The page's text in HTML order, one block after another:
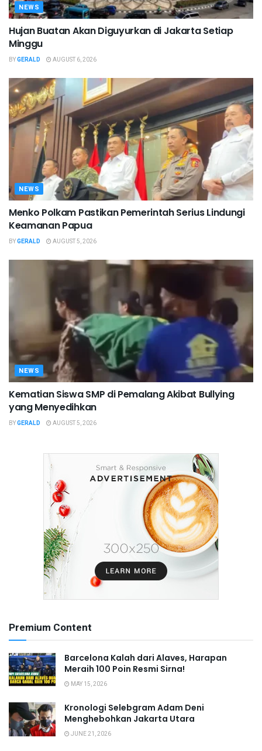
NEWS
Hujan Buatan Akan Diguyurkan di Jakarta Setiap
Minggu
BYGERALD AUGUST 6, 2026
NEWS
Menko Polkam Pastikan Pemerintah Serius Lindungi
Keamanan Papua
BYGERALD AUGUST 5, 2026
NEWS
Kematian Siswa SMP di Pemalang Akibat Bullying
yang Menyedihkan
BYGERALD AUGUST 5, 2026
Premium Content
Barcelona Kalah dari Alaves, Harapan
Meraih 100 Poin Resmi Sirna!
MAY 15, 2026
Kronologi Selebgram Adam Deni
Menghebohkan Jakarta Utara
JUNE 21, 2026